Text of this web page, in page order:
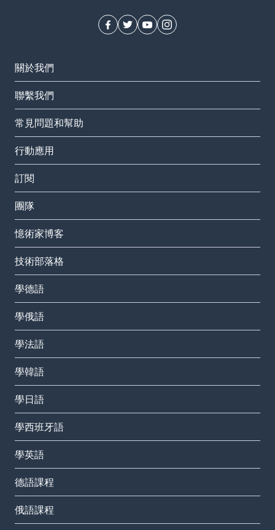
關於我們
聯繫我們
常見問題和幫助
行動應用
訂閱
團隊
憶術家博客
技術部落格
學德語
學俄語
學法語
學韓語
學日語
學西班牙語
學英語
德語課程
俄語課程